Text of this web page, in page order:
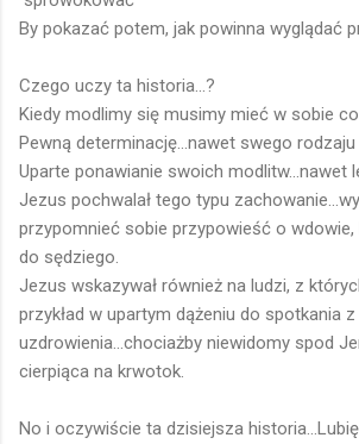
By pokazać potem, jak powinna wyglądać
Czego uczy ta historia...?
Kiedy modlimy się musimy mieć w sobie
Pewną determinację...nawet swego rodzaju
Uparte ponawianie swoich modlitw...nawet
Jezus pochwalał tego typu
przypomnieć sobie przypowieść o wdowie,
do sędziego.
Jezus wskazywał również na ludzi, z
przykład w upartym dążeniu do spotkania
uzdrowienia...chociażby niewidomy spod
cierpiąca na krwotok.
No i oczywiście ta dzisiejsza